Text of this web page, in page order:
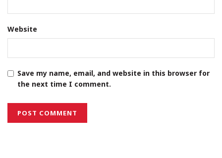
Website
Save my name, email, and website in this browser for
the next time I comment.